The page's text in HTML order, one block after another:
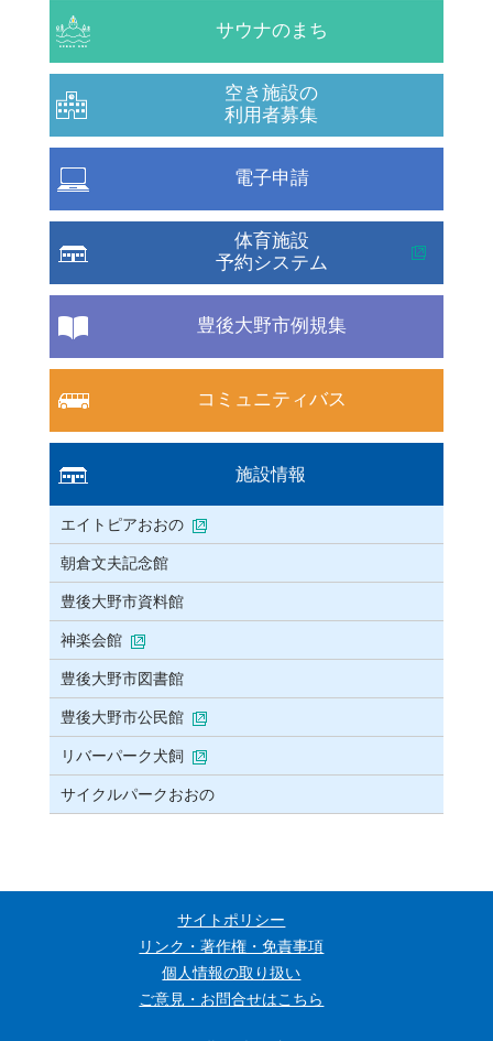
サウナのまち
空き施設の
利用者募集
電子申請
体育施設
予約システム
豊後大野市例規集
コミュニティバス
施設情報
エイトピアおおの
朝倉文夫記念館
豊後大野市資料館
神楽会館
豊後大野市図書館
豊後大野市公民館
リバーパーク犬飼
サイクルパークおおの
サイトポリシー
リンク・著作権・免責事項
個人情報の取り扱い
ご意見・お問合せはこちら